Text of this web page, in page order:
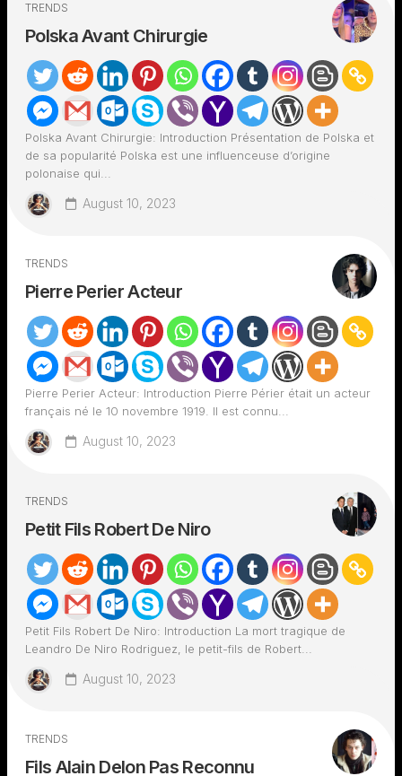
TRENDS
Polska Avant Chirurgie
Polska Avant Chirurgie: Introduction Présentation de Polska et
de sa popularité Polska est une influenceuse d’origine
polonaise qui...
August 10, 2023
TRENDS
Pierre Perier Acteur
Pierre Perier Acteur: Introduction Pierre Périer était un acteur
français né le 10 novembre 1919. Il est connu...
August 10, 2023
TRENDS
Petit Fils Robert De Niro
Petit Fils Robert De Niro: Introduction La mort tragique de
Leandro De Niro Rodriguez, le petit-fils de Robert...
August 10, 2023
TRENDS
Fils Alain Delon Pas Reconnu